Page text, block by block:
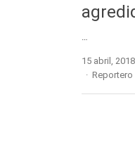
15 abril, 2018
Author
Reportero